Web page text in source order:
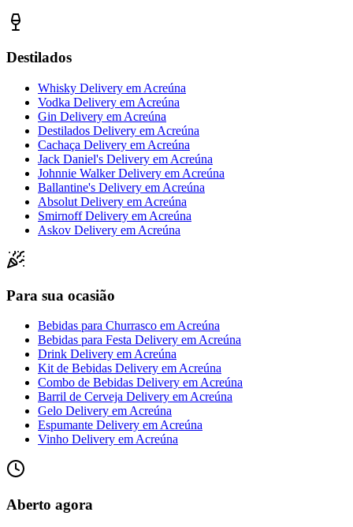
Destilados
Whisky Delivery em Acreúna
Vodka Delivery em Acreúna
Gin Delivery em Acreúna
Destilados Delivery em Acreúna
Cachaça Delivery em Acreúna
Jack Daniel's Delivery em Acreúna
Johnnie Walker Delivery em Acreúna
Ballantine's Delivery em Acreúna
Absolut Delivery em Acreúna
Smirnoff Delivery em Acreúna
Askov Delivery em Acreúna
Para sua ocasião
Bebidas para Churrasco emAcreúna
Bebidas para Festa Delivery emAcreúna
Drink Delivery emAcreúna
Kit de Bebidas Delivery emAcreúna
Combo de Bebidas Delivery emAcreúna
Barril de Cerveja Delivery emAcreúna
Gelo Delivery emAcreúna
Espumante Delivery emAcreúna
Vinho Delivery emAcreúna
Aberto agora